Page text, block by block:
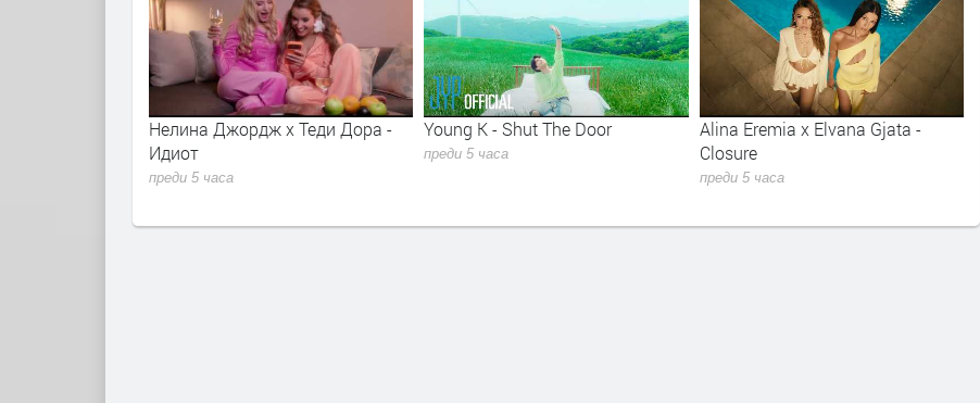
Young K - Shut The Door
преди 5 часа
Alina Eremia x Elvana Gjata -
Closure
Kiss - Forever
преди 5 часа